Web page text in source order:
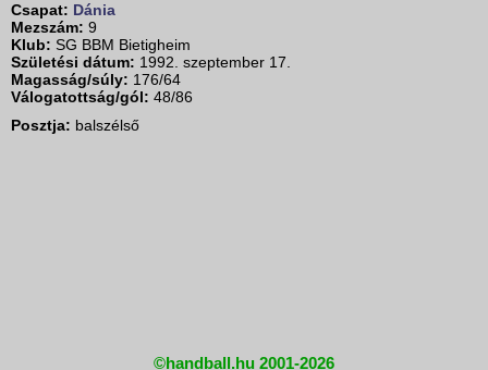
Csapat: Dánia
Mezszám: 9
Klub: SG BBM Bietigheim
Születési dátum: 1992. szeptember 17.
Magasság/súly: 176/64
Válogatottság/gól: 48/86
Posztja: balszélső
©handball.hu 2001-2026